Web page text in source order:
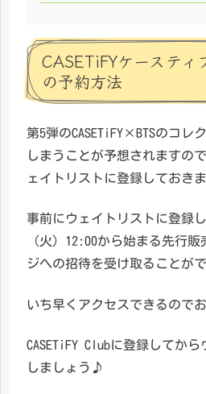
CASETiFYケースティ
の予約方法
第5弾のCASETiFY×BTSのコレ
しまうことが予想されますの
ェイトリストに登録しておきま
事前にウェイトリストに登録
（火）12:00から始まる先行
ジへの招待を受け取ることがで
いち早くアクセスできるので
CASETiFY Clubに登録してか
しましょう♪